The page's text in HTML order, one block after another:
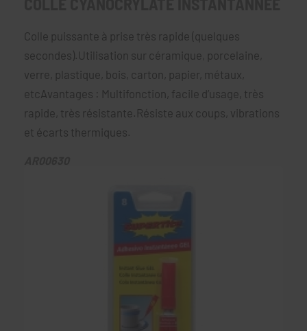
Colle puissante à prise très rapide (quelques
secondes).Utilisation sur céramique, porcelaine,
verre, plastique, bois, carton, papier, métaux,
etcAvantages : Multifonction, facile d’usage, très
rapide, très résistante.Résiste aux coups, vibrations
et écarts thermiques.